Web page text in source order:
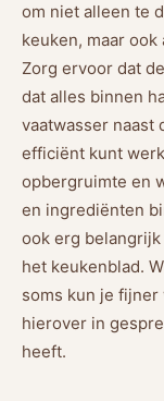
om niet alleen te
keuken, maar
Zorg ervoor dat
dat alles binnen
vaatwasser naast
efficiënt kunt
opbergruimte en
en ingrediënten
ook erg
het keukenblad.
soms kun je fijner
hierover in
heeft.